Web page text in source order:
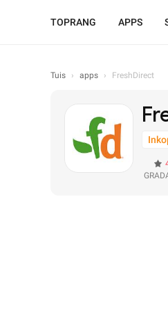
TOPRANG APPS
Tuis › apps › FreshDirect